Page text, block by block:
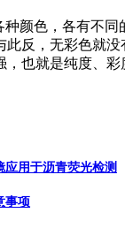
种颜色，各有不
此反，无彩色就
也就是纯度、
应用于沥青荧光检测
事项